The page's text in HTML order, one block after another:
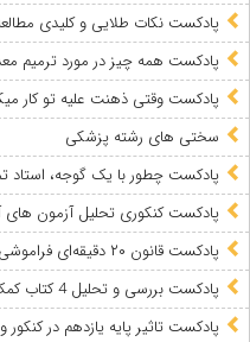
پادکست نکات طلایی و کلیدی
پادکست همه چیز در مورد ترمیم
پادکست وقتی ذهنت علیه تو کار
سختی های رشته پزشکی
پادکست چطور با یک گوجه، استاد
پادکست کنکوری تحلیل آزمون های
پادکست قانون ۲۰ دقیقه‌ای فراموشی و راه متوقف کردن آن – رضا فلاح
پادکست بررسی و تحلیل 4 کتاب کمک درسی امتحان نهایی زیست شناسی
پادکست تاثیر پایه یازدهم در کنکور و